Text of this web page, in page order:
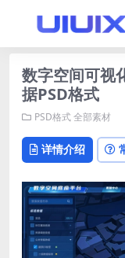
数字空间可视
据PSD格式
PSD格式全部素材
详情介绍